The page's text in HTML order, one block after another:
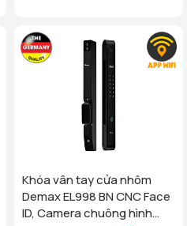
Khóa vân tay cửa nhôm
Demax EL998 BN CNC Face
ID, Camera chuông hình